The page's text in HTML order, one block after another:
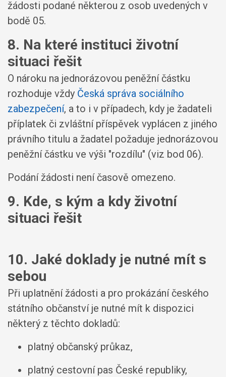
žádosti podané některou z osob uvedených v
bodě 05.
8. Na které instituci životní
situaci řešit
O nároku na jednorázovou peněžní částku
rozhoduje vždy Česká správa sociálního
zabezpečení, a to i v případech, kdy je žadateli
příplatek či zvláštní příspěvek vyplácen z jiného
právního titulu a žadatel požaduje jednorázovou
peněžní částku ve výši "rozdílu" (viz bod 06).
Podání žádosti není časově omezeno.
9. Kde, s kým a kdy životní
situaci řešit
10. Jaké doklady je nutné mít s
sebou
Při uplatnění žádosti a pro prokázání českého
státního občanství je nutné mít k dispozici
některý z těchto dokladů:
platný občanský průkaz,
platný cestovní pas České republiky,